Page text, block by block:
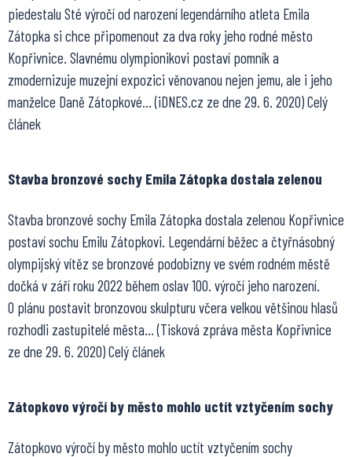
piedestalu Sté výročí od narození legendárního atleta Emila
Zátopka si chce připomenout za dva roky jeho rodné město
Kopřivnice. Slavnému olympionikovi postaví pomník a
zmodernizuje muzejní expozici věnovanou nejen jemu, ale i jeho
manželce Daně Zátopkové… (iDNES.cz ze dne 29. 6. 2020) Celý
článek
Stavba bronzové sochy Emila Zátopka dostala zelenou
Stavba bronzové sochy Emila Zátopka dostala zelenou Kopřivnice
postaví sochu Emilu Zátopkovi. Legendární běžec a čtyřnásobný
olympijský vítěz se bronzové podobizny ve svém rodném městě
dočká v září roku 2022 během oslav 100. výročí jeho narození.
O plánu postavit bronzovou skulpturu včera velkou většinou hlasů
rozhodli zastupitelé města… (Tisková zpráva města Kopřivnice
ze dne 29. 6. 2020) Celý článek
Zátopkovo výročí by město mohlo uctít vztyčením sochy
Zátopkovo výročí by město mohlo uctít vztyčením sochy